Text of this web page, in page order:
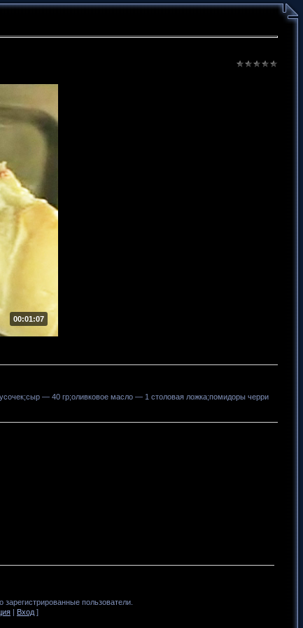
00:01:07
— 40 гр;оливковое масло — 1 столовая ложка;помидоры черри
пользователи.
| Вход ]